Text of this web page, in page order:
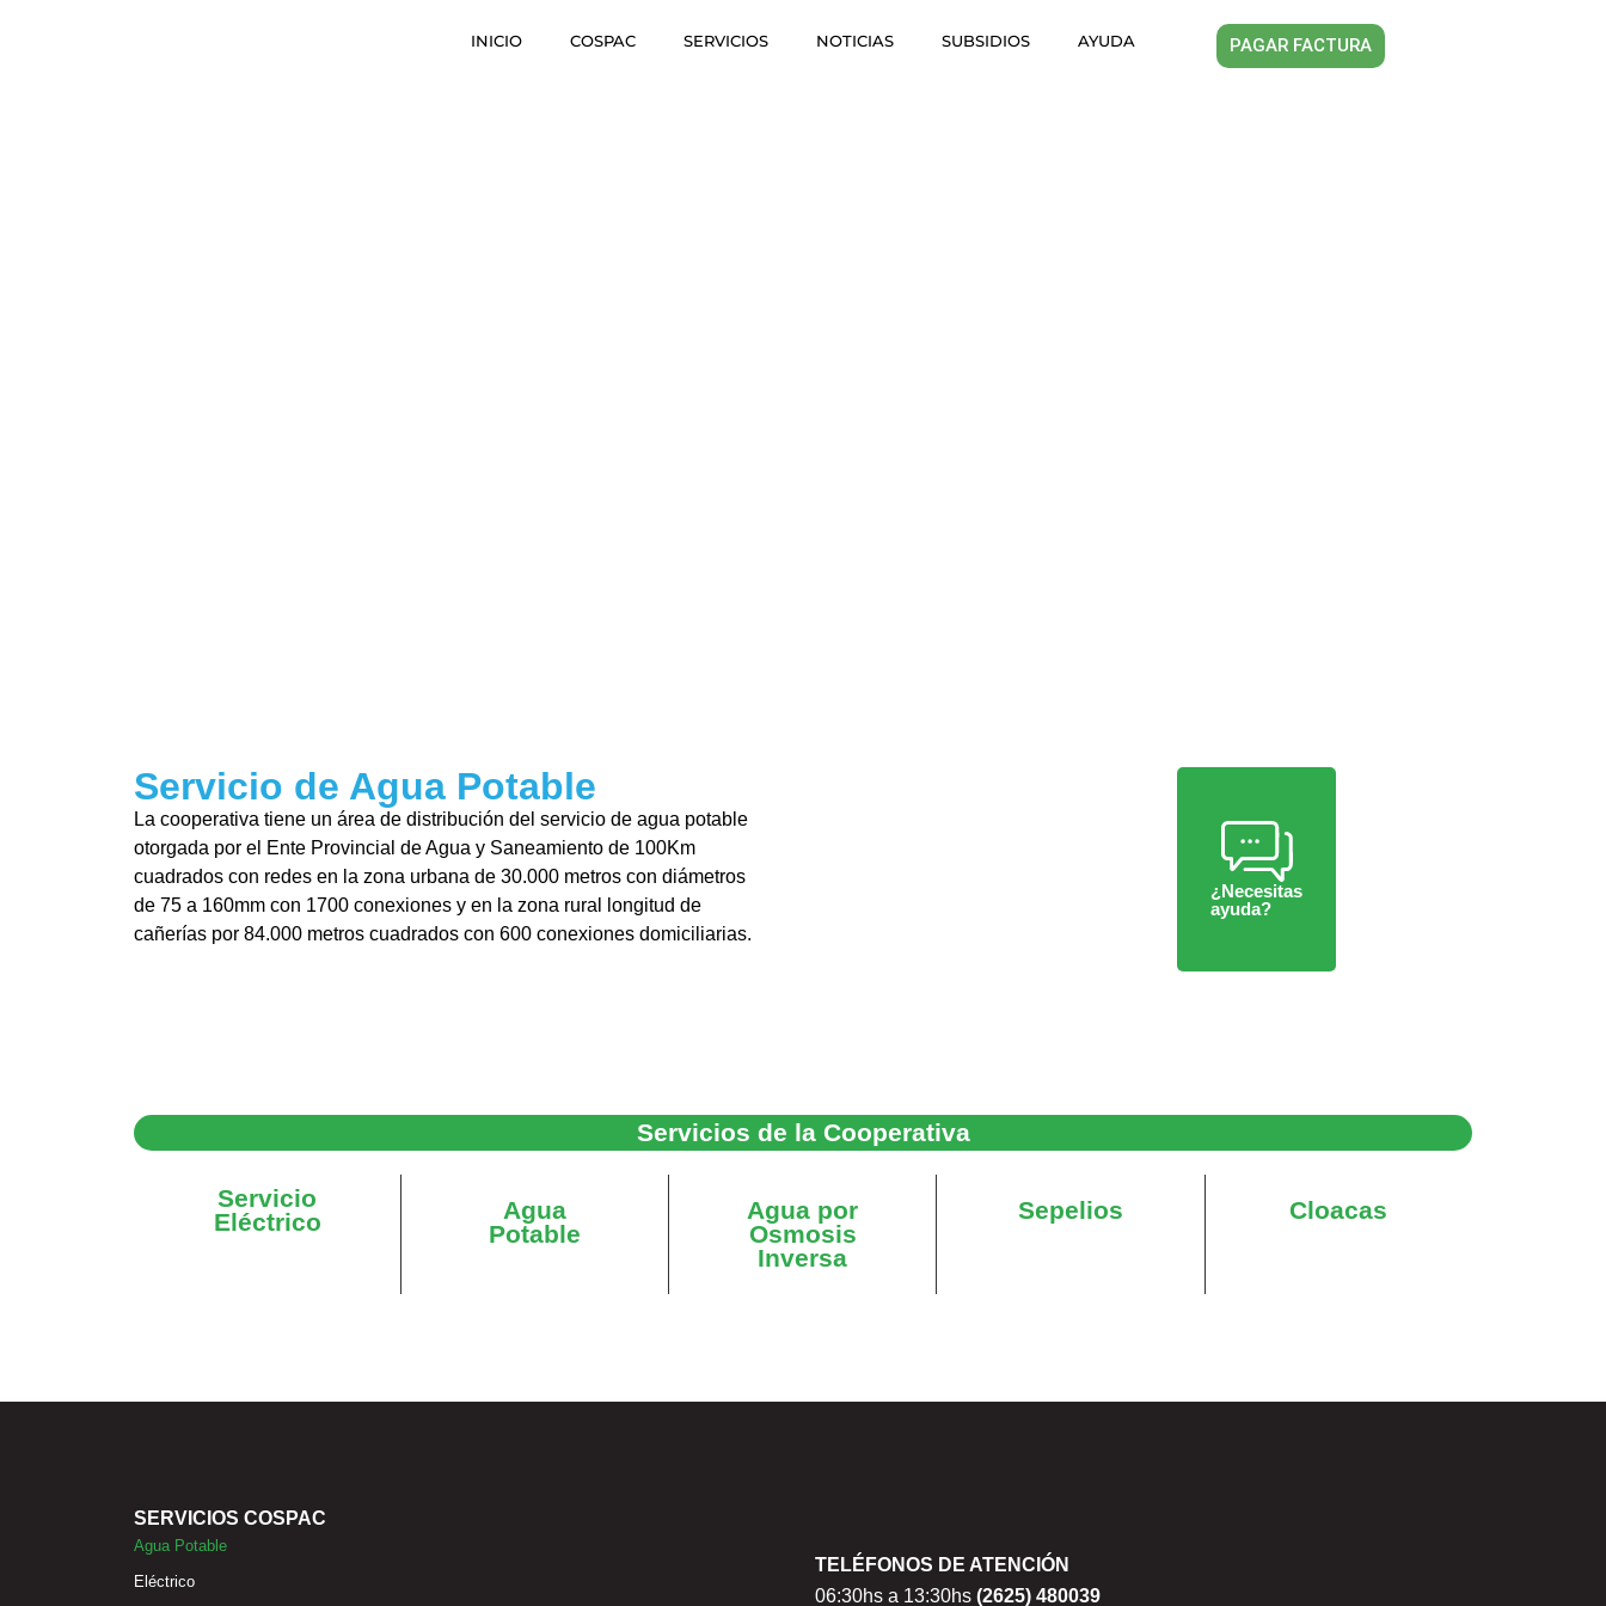
INICIO COSPAC SERVICIOS NOTICIAS SUBSIDIOS AYUDA PAGAR FACTURA
Servicio de Agua Potable
La cooperativa tiene un área de distribución del servicio de agua potable
otorgada por el Ente Provincial de Agua y Saneamiento de 100Km
cuadrados con redes en la zona urbana de 30.000 metros con diámetros
de 75 a 160mm con 1700 conexiones y en la zona rural longitud de
cañerías por 84.000 metros cuadrados con 600 conexiones domiciliarias.
¿Necesitas
ayuda?
Servicios de la Cooperativa
Servicio
Eléctrico
Agua
Potable
Agua por
Osmosis
Inversa
Sepelios Cloacas
SERVICIOS COSPAC
Agua Potable
Eléctrico
TELÉFONOS DE ATENCIÓN
06:30hs a 13:30hs (2625) 480039